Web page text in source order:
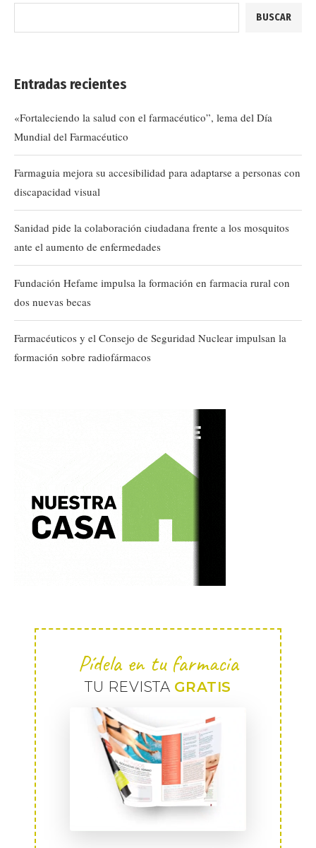
BUSCAR
Entradas recientes
«Fortaleciendo la salud con el farmacéutico”, lema del Día
Mundial del Farmacéutico
Farmaguia mejora su accesibilidad para adaptarse a personas con
discapacidad visual
Sanidad pide la colaboración ciudadana frente a los mosquitos
ante el aumento de enfermedades
Fundación Hefame impulsa la formación en farmacia rural con
dos nuevas becas
Farmacéuticos y el Consejo de Seguridad Nuclear impulsan la
formación sobre radiofármacos
Pídela en tu farmacia
TU REVISTA GRATIS